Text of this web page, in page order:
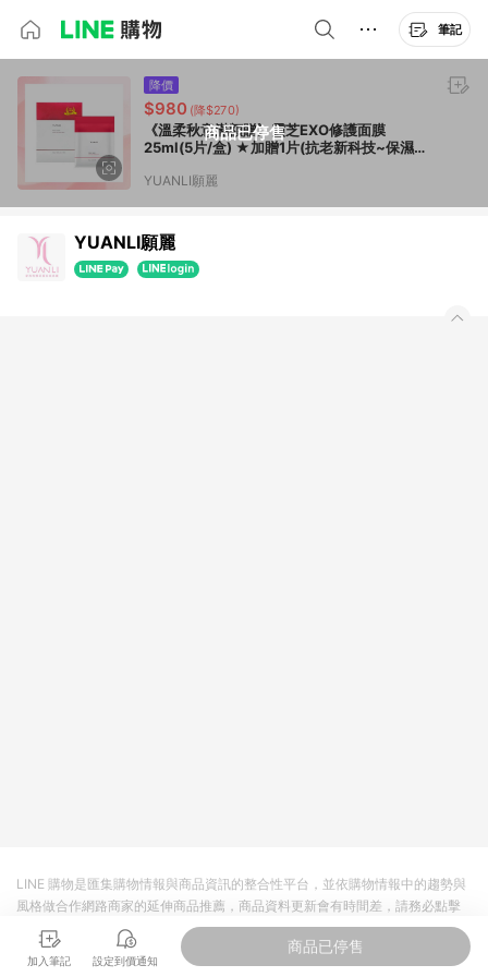
筆記
商品已停售
降價
$980 (降$270)
《溫柔秋意滿額贈》靈芝EXO修護面膜
25ml(5片/盒) ★加贈1片(抗老新科技~保濕修
YUANLI願麗
YUANLI願麗
加入筆記 設定到價通知
商品已停售
LINE 購物是匯集購物情報與商品資訊的整合性平台，並依購物情報中的趨勢與
風格做合作網路商家的延伸商品推薦，商品資料更新會有時間差，請務必點擊
商品至各合作網路商家，確認現售價與購物條件，一切資訊以合作廠商網頁為
準。